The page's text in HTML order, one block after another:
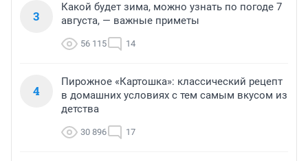
3
Какой будет зима, можно узнать по погоде 7
августа, — важные приметы
56 115 14
4
Пирожное «Картошка»: классический рецепт
в домашних условиях с тем самым вкусом из
детства
30 896 17